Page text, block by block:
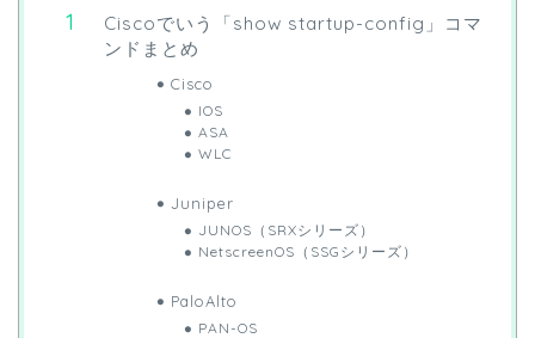
Ciscoでいう「show startup-config」コマ
ンドまとめ
Cisco
IOS
ASA
WLC
Juniper
JUNOS（SRXシリーズ）
NetscreenOS（SSGシリーズ）
PaloAlto
PAN-OS